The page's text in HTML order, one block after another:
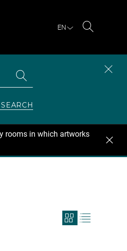
EN
rooms in which artworks
View
search